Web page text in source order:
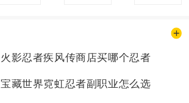
火影忍者疾风传商店买哪个忍者
宝藏世界霓虹忍者副职业怎么选